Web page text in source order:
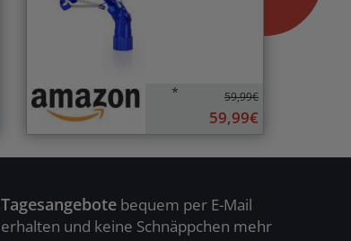
* 59,99€
59,99€
Tagesangebotebequem per E-Mail
erhalten und keine Schnäppchen mehr